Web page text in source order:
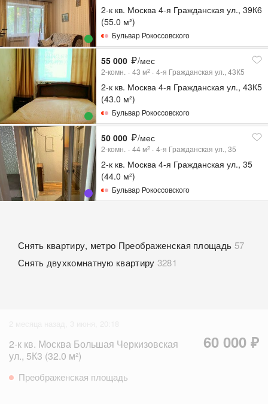
2-к кв. Москва 4-я Гражданская ул., 39К6
(55.0 м²)
Бульвар Рокоссовского
55 000 /мес
2-комн. 43 м2 4-я Гражданская ул., 43К5
2-к кв. Москва 4-я Гражданская ул., 43К5
(43.0 м²)
Бульвар Рокоссовского
50 000 /мес
2-комн. 44 м2 4-я Гражданская ул., 35
2-к кв. Москва 4-я Гражданская ул., 35
(44.0 м²)
Бульвар Рокоссовского
Снять квартиру, метро Преображенская площадь 57
Снять двухкомнатную квартиру 3281
2-к кв. Москва Большая Черкизовская
ул., 5К3 (32.0 м²)
60 000 ₽
Преображенская площадь